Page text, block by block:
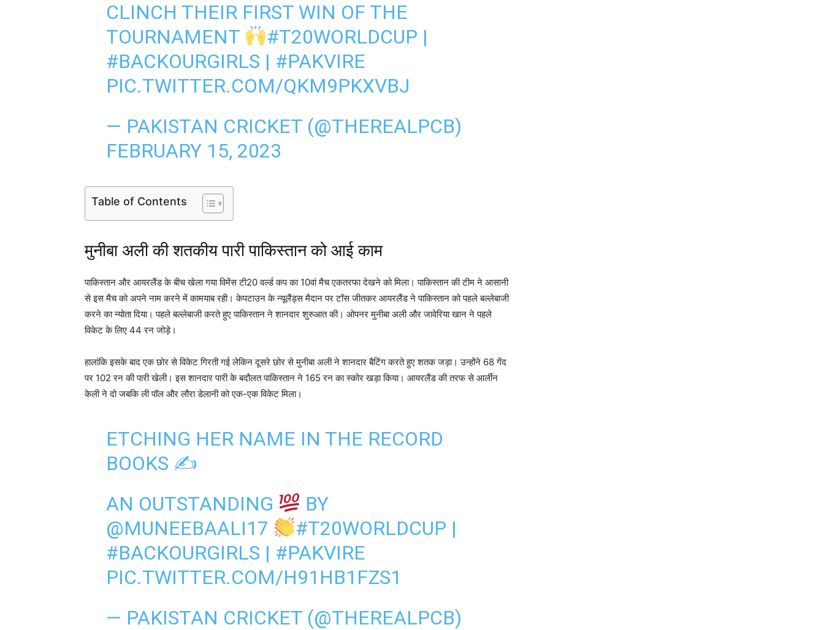
CLINCH THEIR FIRST WIN OF THE
TOURNAMENT
#T20WORLDCUP |
#BACKOURGIRLS | #PAKVIRE
PIC.TWITTER.COM/QKM9PKXVBJ
— PAKISTAN CRICKET (@THEREALPCB)
FEBRUARY 15, 2023
Table of Contents
मुनीबा अली की शतकीय पारी पाकिस्तान को आई काम
पाकिस्तान और आयरलैंड के बीच खेला गया विमेंस टी20 वर्ल्ड कप का 10वां मैच एकतरफा देखने को मिला। पाकिस्तान की टीम ने आसानी
से इस मैच को अपने नाम करने में कामयाब रही। केपटाउन के न्यूलैंड्स मैदान पर टॉस जीतकर आयरलैंड ने पाकिस्तान को पहले बल्लेबाजी
करने का न्योता दिया। पहले बल्लेबाजी करते हुए पाकिस्तान ने शानदार शुरुआत की। ओपनर मुनीबा अली और जावेरिया खान ने पहले
विकेट के लिए 44 रन जोड़े।
हालांकि इसके बाद एक छोर से विकेट गिरती गई लेकिन दूसरे छोर से मुनीबा अली ने शानदार बैटिंग करते हुए शतक जड़ा। उन्होंने 68 गेंद
पर 102 रन की पारी खेली। इस शानदार पारी के बदौलत पाकिस्तान ने 165 रन का स्कोर खड़ा किया। आयरलैंड की तरफ से आर्लीन
केली ने दो जबकि ली पॉल और लौरा डेलानी को एक-एक विकेट मिला।
ETCHING HER NAME IN THE RECORD
BOOKS ✍️
AN OUTSTANDING
BY
@MUNEEBAALI17
#T20WORLDCUP |
#BACKOURGIRLS | #PAKVIRE
PIC.TWITTER.COM/H91HB1FZS1
— PAKISTAN CRICKET (@THEREALPCB)